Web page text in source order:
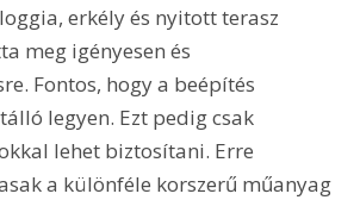
erkély és nyitott terasz
meg igényesen és
Fontos, hogy a beépítés
legyen. Ezt pedig csak
lehet biztosítani. Erre
a különféle korszerű műanyag